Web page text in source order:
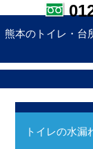
熊本のトイレ・台
トイレの水漏